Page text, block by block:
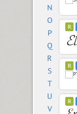
N
O
P
Q
R
S
T
U
V